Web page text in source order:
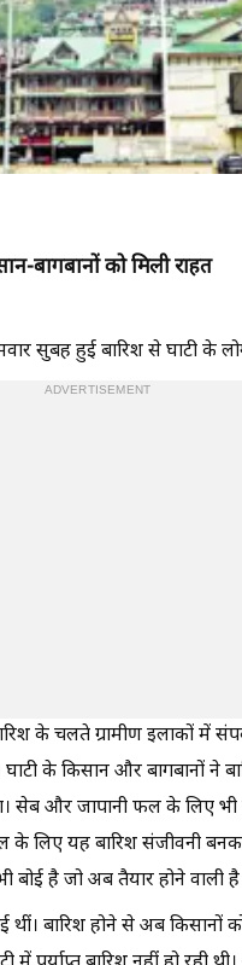
बागबानों को मिली राहत
सुबह हुई बारिश से घाटी के
ADVERTISEMENT
के चलते ग्रामीण इलाकों में
के किसान और बागबानों ने
सेब और जापानी फल के लिए
के लिए यह बारिश संजीवनी
है जो अब तैयार होने वाली
बारिश होने से अब किसानों को